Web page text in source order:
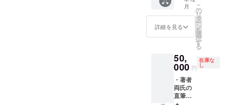
ジット
ださ
い）。
※お届
2019年
12月中
旬の予
定で
す。
※手裏剣
有無を
選択で
が、為
書き有
必ず備
考欄に
ご希望
のお名
前をご
記入く
者両氏
のサイ
ンをい
たしま
選択で
きます
が、為
書き有
りの場
合は、
直筆で
書いた
お礼状
なった
『巧拙
ととも
にお届
けいた
直筆サ
イン ・
出版記
念限定
袋 ・ご
支援者
限定出
版記念
トーク
ショー
月
詳細を見る
こ
の
リ
タ
ー
ン
を
選
択
す
る
50,
000 円
在庫な
し
・著者
両氏の
直筆お